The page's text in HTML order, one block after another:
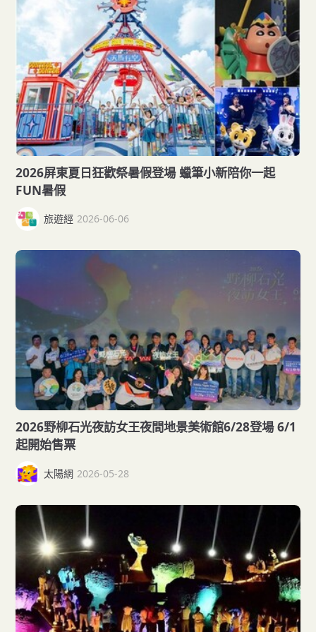
2026屏東夏日狂歡祭暑假登場 蠟筆小新陪你一起
FUN暑假
旅遊經 2026-06-06
2026野柳石光夜訪女王夜間地景美術館6/28登場 6/1
起開始售票
太陽網 2026-05-28